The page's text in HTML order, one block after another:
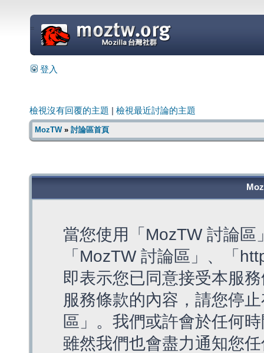
=
登入
檢視沒有回覆的主題 檢視最近討論的主題
MozTW» 討論區首頁
當您使用「MozTW 討論
「MozTW 討論區」、「
即表示您已同意接受本服
服務條款的內容，請您停
區」。我們或許會於任何
雖然我們也會盡力通知您